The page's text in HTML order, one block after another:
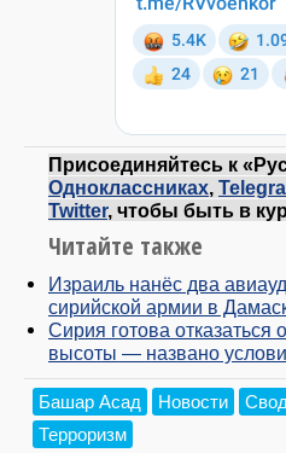
Присоединяйтесь к
Одноклассниках
Twitter, чтобы быть в
Читайте также
Израиль нанёс два
сирийской армии в
Сирия готова отказаться
высоты — названо
Башар Асад Новости
Терроризм